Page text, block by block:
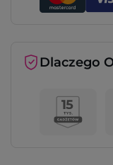
Dlaczego